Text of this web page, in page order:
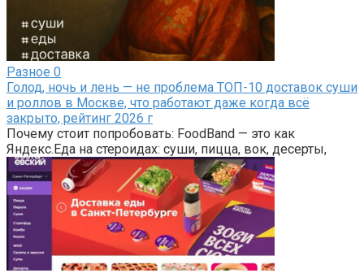
Разное 0
Голод, ночь и лень — не проблема ТОП-10 доставок суши
и роллов в Москве, что работают даже когда всё
закрыто, рейтинг 2026 г
Почему стоит попробовать: FoodBand — это как
Яндекс.Еда на стероидах: суши, пицца, вок, десерты,